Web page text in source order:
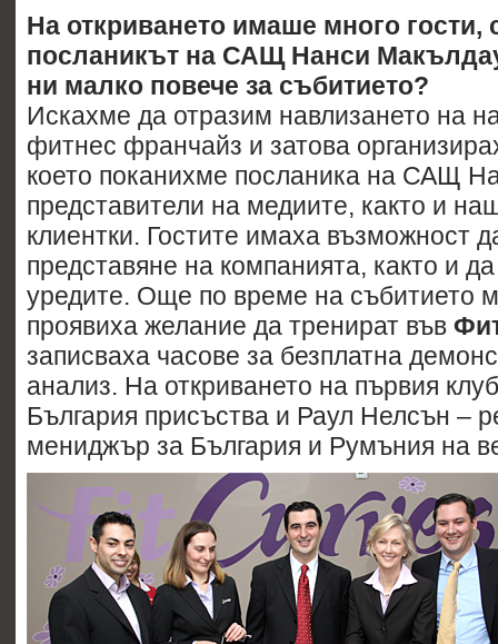
На откриването имаше много гости,
посланикът на САЩ Нанси
ни малко повече за събитието?
Искахме да отразим навлизането на
фитнес франчайз и затова
което поканихме посланика на САЩ
представители на медиите, както и
клиентки. Гостите имаха възможност
представяне на компанията, както и
уредите. Още по време на събитието
проявиха желание да тренират във
записваха часове за безплатна
анализ. На откриването на първия
България присъства и Раул Нелсън –
мениджър за България и Румъния на